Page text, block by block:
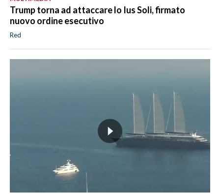
Trump torna ad attaccare lo Ius Soli, firmato
nuovo ordine esecutivo
Red